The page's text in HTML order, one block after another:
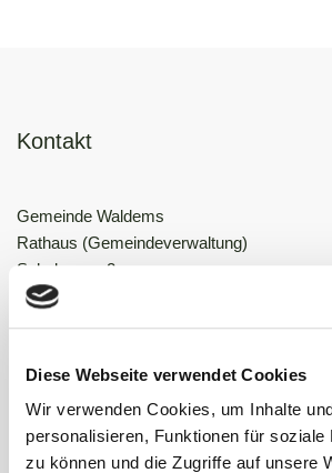
Diese Webseite verwendet Cookies
Wir verwenden Cookies, um Inhalte
personalisieren, Funktionen für soziale
zu können und die Zugriffe auf unsere
Kontakt
Gemeinde Waldems
Rathaus (Gemeindeverwaltung)
Schulgasse 2
65529 Waldems-Esch
06126 592-0